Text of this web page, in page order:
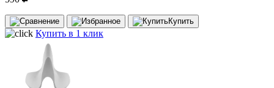
Купить
Купить в 1 клик